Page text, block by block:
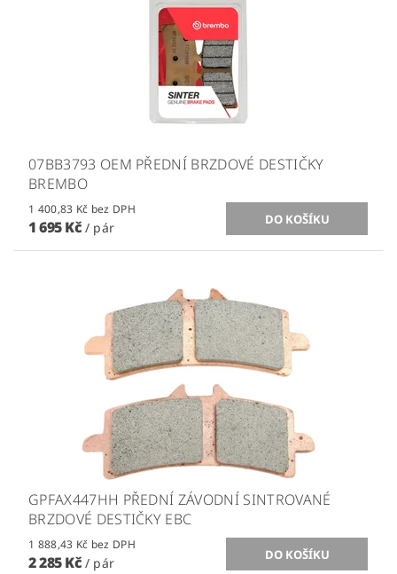
07BB3793 OEM PŘEDNÍ BRZDOVÉ DESTIČKY
BREMBO
1 400,83 Kč bez DPH
1 695 Kč / pár
GPFAX447HH PŘEDNÍ ZÁVODNÍ SINTROVANÉ
BRZDOVÉ DESTIČKY EBC
1 888,43 Kč bez DPH
2 285 Kč / pár